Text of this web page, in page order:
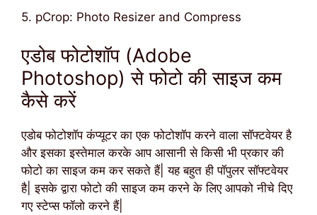
5. pCrop: Photo Resizer and Compress
एडोब फोटोशॉप (Adobe
Photoshop) से फोटो की साइज कम
कैसे करें
एडोब फोटोशॉप कंप्यूटर का एक फोटोशॉप करने वाला सॉफ्टवेयर है
और इसका इस्तेमाल करके आप आसानी से किसी भी प्रकार की
फोटो का साइज कम कर सकते हैं| यह बहुत ही पॉपुलर सॉफ्टवेयर
है| इसके द्वारा फोटो की साइज कम करने के लिए आपको नीचे दिए
गए स्टेप्स फॉलो करने हैं|